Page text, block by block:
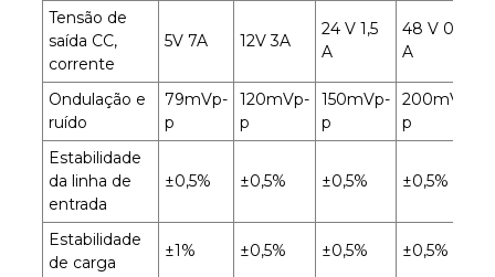
Tensão de
saída CC,
corrente
5V 7A 12V 3A
24 V 1,5
A
48 V 0,8
A
Ondulação e
ruído
79mVp-
p
120mVp-
p
150mVp-
p
200mVp-
p
Estabilidade
da linha de
entrada
±0,5% ±0,5% ±0,5% ±0,5%
Estabilidade
de carga
±1% ±0,5% ±0,5% ±0,5%